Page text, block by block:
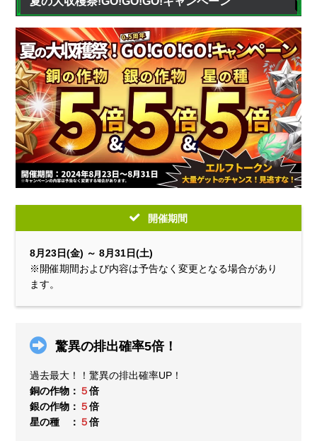
開催期間
8月23日(金) ～ 8月31日(土)
※開催期間および内容は予告なく変更となる場合があり
ます。
驚異の排出確率5倍！
過去最大！！驚異の排出確率UP！
銅の作物： ５倍
銀の作物： ５倍
星の種 ： ５倍